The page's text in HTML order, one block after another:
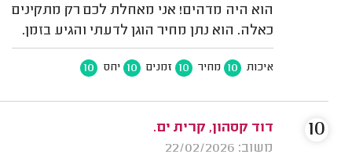
הוא היה מדהים! אני מאחלת לכם רק מתקינים
כאלה. הוא נתן מחיר הוגן לדעתי והגיע בזמן.
איכות 10 מחיר 10 זמנים 10 יחס 10
דוד קסהון, קרית ים.
משוב: 22/02/2026
10